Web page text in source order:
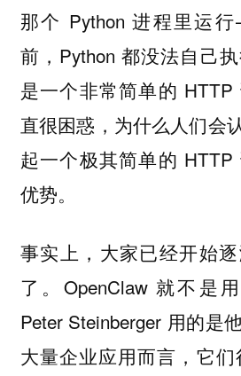
那个 Python 进程里运
前，Python 都没法自己
是一个非常简单的
直很困惑，为什么人们会
起一个极其简单的
优势。
事实上，大家已经开始
了。OpenClaw 就不是
Peter Steinberger 用的是
大量企业应用而言，它